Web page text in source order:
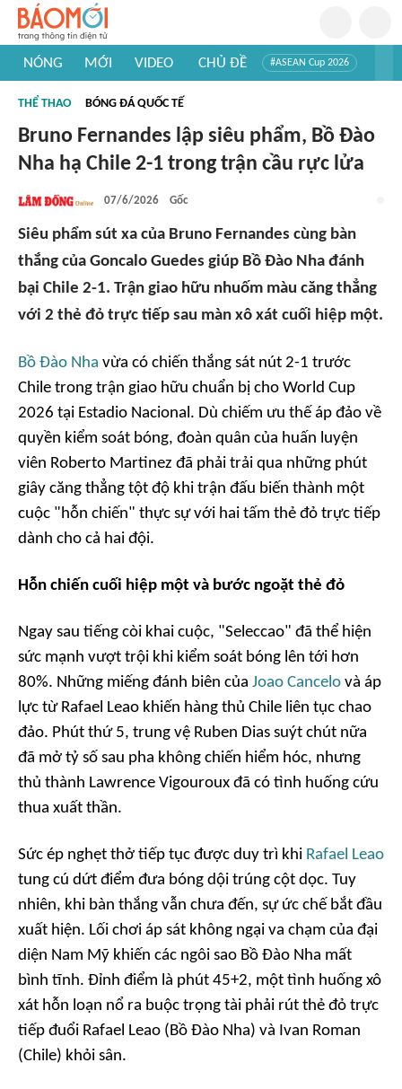
NÓNG MỚI VIDEO CHỦ ĐỀ #ASEAN Cup 2026
#Khám phá thế giới
THỂ THAO BÓNG ĐÁ QUỐC TẾ
Bruno Fernandes lập siêu phẩm, Bồ Đào
Nha hạ Chile 2-1 trong trận cầu rực lửa
07/6/2026 Gốc
Siêu phẩm sút xa của Bruno Fernandes cùng bàn
thắng của Goncalo Guedes giúp Bồ Đào Nha đánh
bại Chile 2-1. Trận giao hữu nhuốm màu căng thẳng
với 2 thẻ đỏ trực tiếp sau màn xô xát cuối hiệp một.
Bồ Đào Nha vừa có chiến thắng sát nút 2-1 trước
Chile trong trận giao hữu chuẩn bị cho World Cup
2026 tại Estadio Nacional. Dù chiếm ưu thế áp đảo về
quyền kiểm soát bóng, đoàn quân của huấn luyện
viên Roberto Martinez đã phải trải qua những phút
giây căng thẳng tột độ khi trận đấu biến thành một
cuộc "hỗn chiến" thực sự với hai tấm thẻ đỏ trực tiếp
dành cho cả hai đội.
Hỗn chiến cuối hiệp một và bước ngoặt thẻ đỏ
Ngay sau tiếng còi khai cuộc, "Seleccao" đã thể hiện
sức mạnh vượt trội khi kiểm soát bóng lên tới hơn
80%. Những miếng đánh biên của Joao Cancelo và áp
lực từ Rafael Leao khiến hàng thủ Chile liên tục chao
đảo. Phút thứ 5, trung vệ Ruben Dias suýt chút nữa
đã mở tỷ số sau pha không chiến hiểm hóc, nhưng
thủ thành Lawrence Vigouroux đã có tình huống cứu
thua xuất thần.
Sức ép nghẹt thở tiếp tục được duy trì khi Rafael Leao
tung cú dứt điểm đưa bóng dội trúng cột dọc. Tuy
nhiên, khi bàn thắng vẫn chưa đến, sự ức chế bắt đầu
xuất hiện. Lối chơi áp sát không ngại va chạm của đại
diện Nam Mỹ khiến các ngôi sao Bồ Đào Nha mất
bình tĩnh. Đỉnh điểm là phút 45+2, một tình huống xô
xát hỗn loạn nổ ra buộc trọng tài phải rút thẻ đỏ trực
tiếp đuổi Rafael Leao (Bồ Đào Nha) và Ivan Roman
(Chile) khỏi sân.